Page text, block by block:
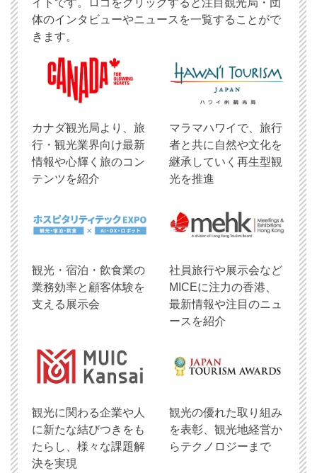
体のインタビューやニュースを一覧することがで
きます。
​カナダ観光局より、旅
行・観光業界向け最新
情報や心輝く旅のコン
テンツを紹介
マラマハワイで、旅行
者と共に自然や文化を
継承していく再生型観
光を推進
観光・宿泊・飲食業の
業務効率と顧客体験を
支える展示会
社員旅行や展示会など
MICEに注力の香港、
最新情報や注目のニュ
ースを紹介
観光に関わる企業や人
に新たな結びつきをも
たらし、様々な課題解
決を実現
観光の優れた取り組み
を表彰、観光地経営か
らテクノロジーまで